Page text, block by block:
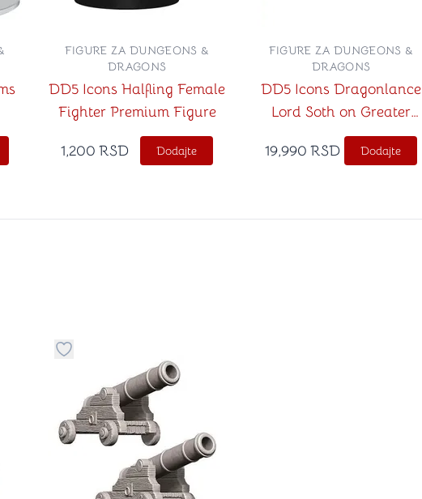
DD5 Icons Halfling Female
Fighter Premium Figure
FIGURE ZA DUNGEONS &
DRAGONS
1,200 RSD Dodajte
DD5 Icons Dragonlance
Lord Soth on Greater
Death Dragon
FIGURE ZA DUNGEONS &
DRAGONS
19,990 RSD Dodajte
u kategoriju omiljeno
Dugme za dodavanje stvari u kategoriju omiljeno